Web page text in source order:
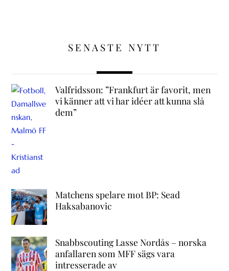
SENASTE NYTT
Valfridsson: ”Frankfurt är favorit, men
vi känner att vi har idéer att kunna slå
dem”
Matchens spelare mot BP: Sead
Haksabanovic
Snabbscouting Lasse Nordås – norska
anfallaren som MFF sägs vara
intresserade av